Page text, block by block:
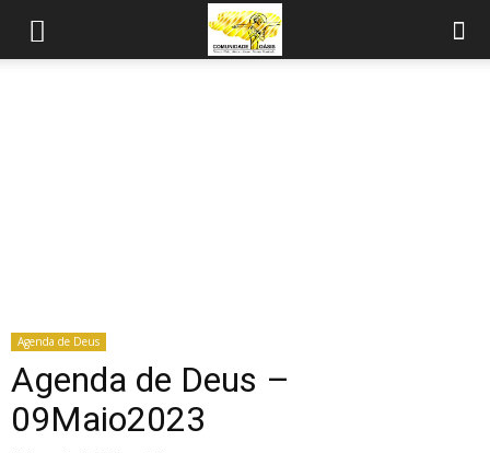
Agenda de Deus
Agenda de Deus –
09Maio2023